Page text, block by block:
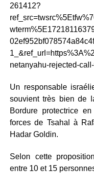
261412?
netanyahu-rejected-
Un responsable
souvient très bien de
Bordure protectrice
forces de Tsahal à
Hadar Goldin.
Selon cette
entre 10 et 15